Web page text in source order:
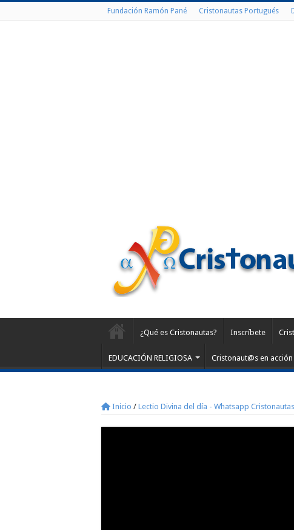
Fundación Ramón Pané Cristonautas Portugués
¿Qué es Cristonautas? Inscríbete
EDUCACIÓN RELIGIOSA Cristonaut@s en acción
Inicio / Lectio Divina del día - Whatsapp Cristonautas